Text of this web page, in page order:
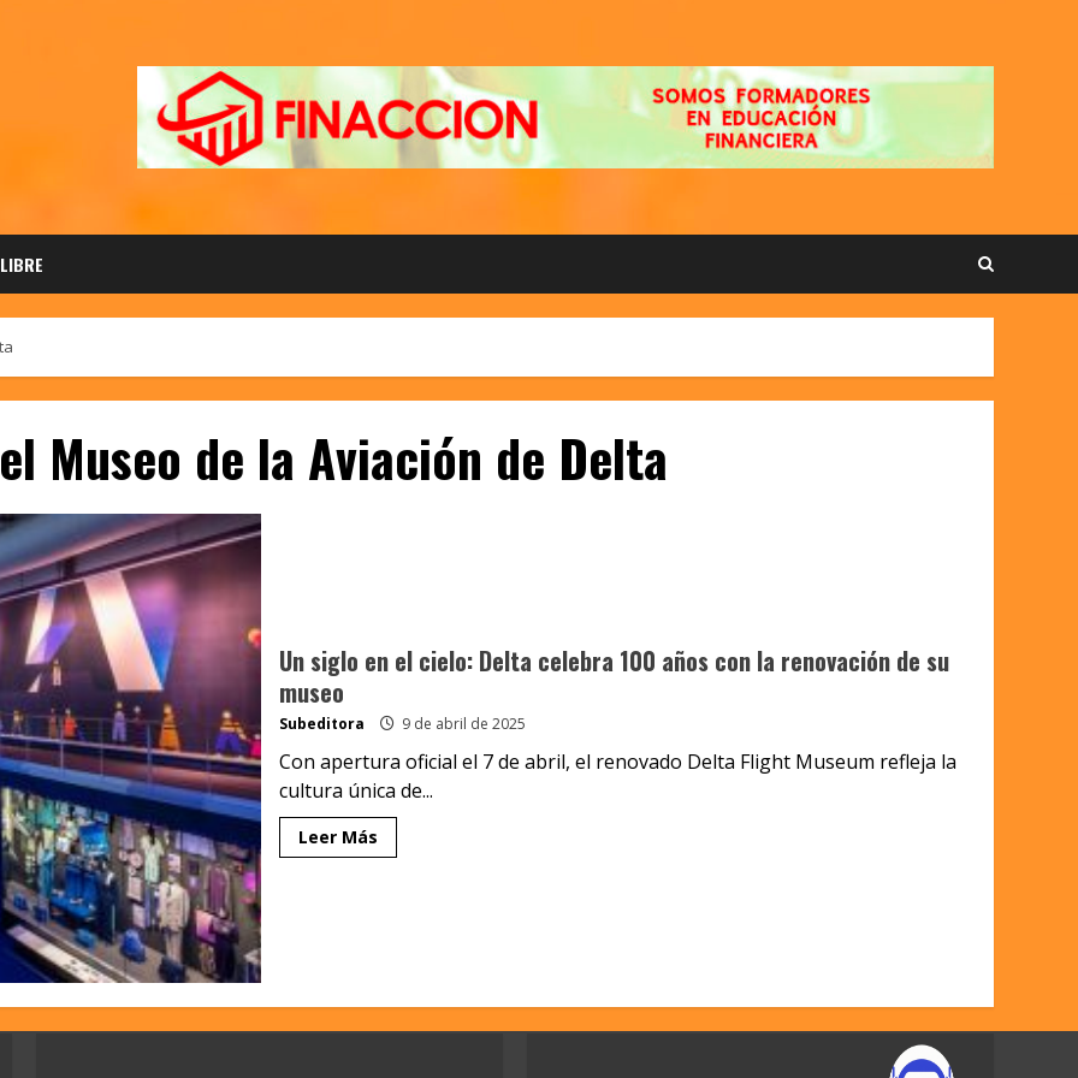
Museo de la Aviación de Delta
Un siglo en el cielo: Delta celebra 100 años con la renovación de su
museo
Subeditora 9 de abril de 2025
Con apertura oficial el 7 de abril, el renovado Delta Flight Museum refleja la
cultura única de...
Leer Más